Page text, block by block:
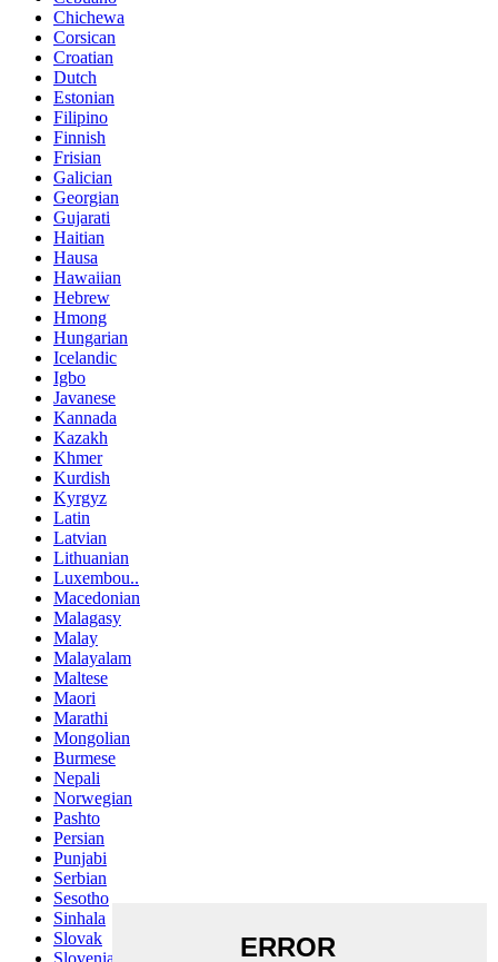
Chichewa
Corsican
Croatian
Dutch
Estonian
Filipino
Finnish
Frisian
Galician
Georgian
Gujarati
Haitian
Hausa
Hawaiian
Hebrew
Hmong
Hungarian
Icelandic
Igbo
Javanese
Kannada
Kazakh
Khmer
Kurdish
Kyrgyz
Latin
Latvian
Lithuanian
Luxembou..
Macedonian
Malagasy
Malay
Malayalam
Maltese
Maori
Marathi
Mongolian
Burmese
Nepali
Norwegian
Pashto
Persian
Punjabi
Serbian
Sesotho
Sinhala
Slovak
Slovenian